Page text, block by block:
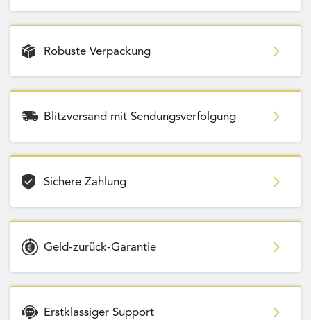
Robuste Verpackung
Blitzversand mit Sendungsverfolgung
Sichere Zahlung
Geld-zurück-Garantie
Erstklassiger Support